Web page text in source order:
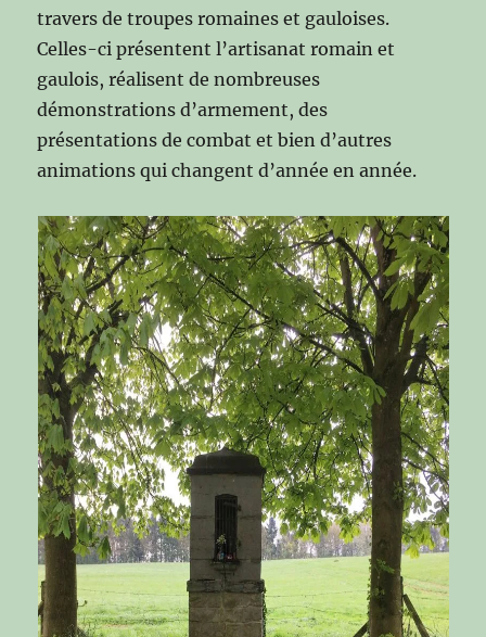
travers de troupes romaines et gauloises.
Celles-ci présentent l’artisanat romain et
gaulois, réalisent de nombreuses
démonstrations d’armement, des
présentations de combat et bien d’autres
animations qui changent d’année en année.